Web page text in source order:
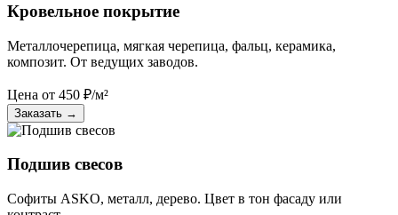
Кровельное покрытие
Металлочерепица, мягкая черепица, фальц, керамика,
композит. От ведущих заводов.
Цена от 450 ₽/м²
Заказать →
Подшив свесов
Софиты ASKO, металл, дерево. Цвет в тон фасаду или